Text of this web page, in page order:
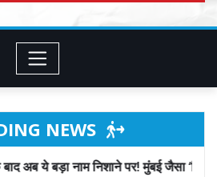
NEWS
मुंबई जैसा ‘फिरौती खेल’ अब दिल्ली-पंजाब में?